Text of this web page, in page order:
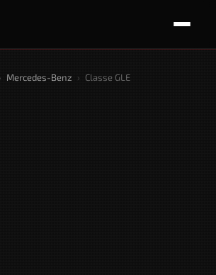
› Mercedes-Benz › Classe GLE